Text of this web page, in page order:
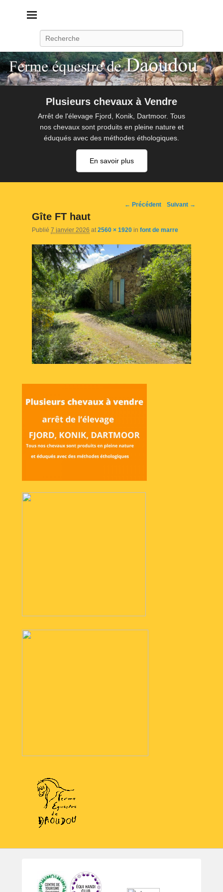
Plusieurs chevaux à Vendre
Arrêt de l'élevage Fjord, Konik, Dartmoor. Tous
nos chevaux sont produits en pleine nature et
éduqués avec des méthodes éthologiques.
En savoir plus
Navigation
← Précédent Suivant →
Gîte FT haut
Publié 7 janvier 2026 at 2560 × 1920 in font de marre